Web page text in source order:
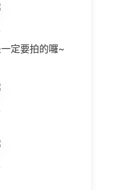
定要拍的囉~